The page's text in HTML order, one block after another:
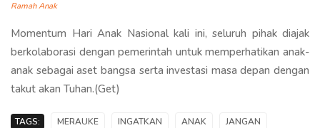
Ramah Anak
Momentum Hari Anak Nasional kali ini, seluruh pihak diajak
berkolaborasi dengan pemerintah untuk memperhatikan anak-
anak sebagai aset bangsa serta investasi masa depan dengan
takut akan Tuhan.(Get)
TAGS: MERAUKE INGATKAN ANAK
JANGAN